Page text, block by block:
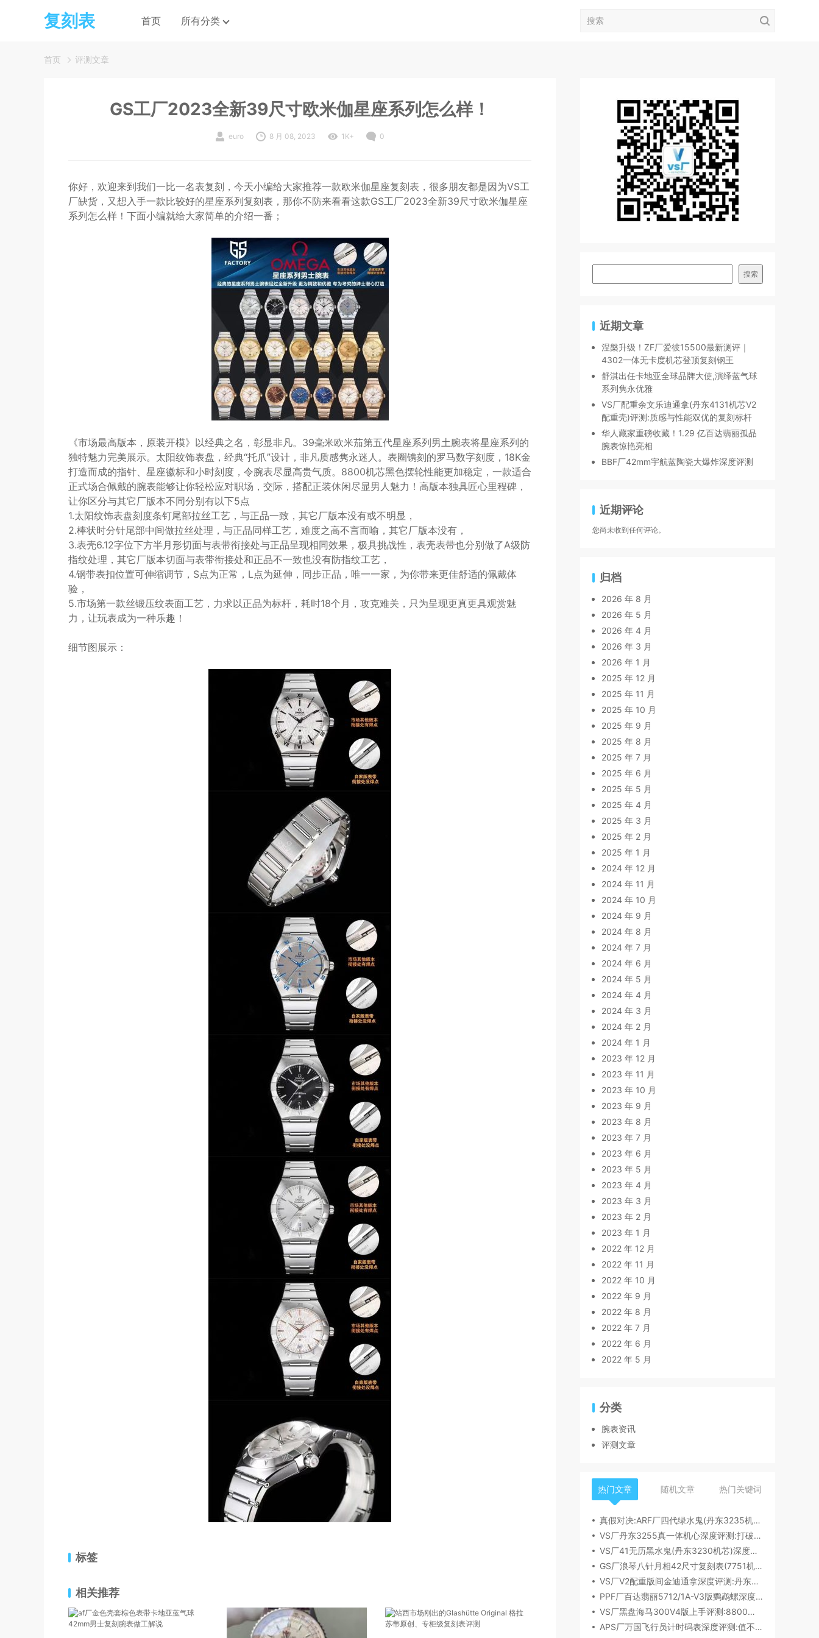
复刻表 首页 所有分类
首页 评测文章
GS工厂2023全新39尺寸欧米伽星座系列怎么样！
euro 8 月 08, 2023 1K+ 0
你好，欢迎来到我们一比一名表复刻，今天小编给大家推荐一款欧米伽星座复刻表，很多朋友都是因为VS工
厂缺货，又想入手一款比较好的星座系列复刻表，那你不防来看看这款GS工厂2023全新39尺寸欧米伽星座
系列怎么样！下面小编就给大家简单的介绍一番；
《市场最高版本，原装开模》以经典之名，彰显非凡。39毫米欧米茄第五代星座系列男土腕表将星座系列的
独特魅力完美展示。太阳纹饰表盘，经典“托爪”设计，非凡质感隽永迷人。表圈镌刻的罗马数字刻度，18K金
打造而成的指针、星座徽标和小时刻度，令腕表尽显高贵气质。8800机芯黑色摆轮性能更加稳定，一款适合
正式场合佩戴的腕表能够让你轻松应对职场，交际，搭配正装休闲尽显男人魅力！高版本独具匠心里程碑，
让你区分与其它厂版本不同分别有以下5点
1.太阳纹饰表盘刻度条钉尾部拉丝工艺，与正品一致，其它厂版本没有或不明显，
2.棒状时分针尾部中间做拉丝处理，与正品同样工艺，难度之高不言而喻，其它厂版本没有，
3.表壳6.12字位下方半月形切面与表带衔接处与正品呈现相同效果，极具挑战性，表壳表带也分别做了A级防
指纹处理，其它厂版本切面与表带衔接处和正品不一致也没有防指纹工艺，
4.钢带表扣位置可伸缩调节，S点为正常，L点为延伸，同步正品，唯一一家，为你带来更佳舒适的佩戴体
验，
5.市场第一款丝锻压纹表面工艺，力求以正品为标杆，耗时18个月，攻克难关，只为呈现更真更具观赏魅
力，让玩表成为一种乐趣！
细节图展示：
标签
相关推荐
搜索
近期文章
涅槃升级！ZF厂爱彼15500最新测评｜
4302一体无卡度机芯登顶复刻钢王
舒淇出任卡地亚全球品牌大使,演绎蓝气球
系列隽永优雅
VS厂配重余文乐迪通拿(丹东4131机芯V2
配重壳)评测:质感与性能双优的复刻标杆
华人藏家重磅收藏！1.29 亿百达翡丽孤品
腕表惊艳亮相
BBF厂42mm宇航蓝陶瓷大爆炸深度评测
近期评论
您尚未收到任何评论。
归档
2026 年 8 月
2026 年 5 月
2026 年 4 月
2026 年 3 月
2026 年 1 月
2025 年 12 月
2025 年 11 月
2025 年 10 月
2025 年 9 月
2025 年 8 月
2025 年 7 月
2025 年 6 月
2025 年 5 月
2025 年 4 月
2025 年 3 月
2025 年 2 月
2025 年 1 月
2024 年 12 月
2024 年 11 月
2024 年 10 月
2024 年 9 月
2024 年 8 月
2024 年 7 月
2024 年 6 月
2024 年 5 月
2024 年 4 月
2024 年 3 月
2024 年 2 月
2024 年 1 月
2023 年 12 月
2023 年 11 月
2023 年 10 月
2023 年 9 月
2023 年 8 月
2023 年 7 月
2023 年 6 月
2023 年 5 月
2023 年 4 月
2023 年 3 月
2023 年 2 月
2023 年 1 月
2022 年 12 月
2022 年 11 月
2022 年 10 月
2022 年 9 月
2022 年 8 月
2022 年 7 月
2022 年 6 月
2022 年 5 月
分类
腕表资讯
评测文章
热门文章 随机文章 热门关键词
真假对决:ARF厂四代绿水鬼(丹东3235机芯)深度评测
VS厂丹东3255真一体机心深度评测:打破市场乱象,重塑复刻机芯新标杆​
VS厂41无历黑水鬼(丹东3230机芯)深度评测:性能与破绽全解析
GS厂浪琴八针月相42尺寸复刻表(7751机芯)细节全析
VS厂V2配重版间金迪通拿深度评测:丹东4131机芯加持下的165克精密之作​
PPF厂百达翡丽5712/1A-V3版鹦鹉螺深度评测:细节升级直击正品
VS厂黑盘海马300V4版上手评测:8800一体机芯加持,复刻天花板实至名归?
APS厂万国飞行员计时码表深度评测:值不值得入手？